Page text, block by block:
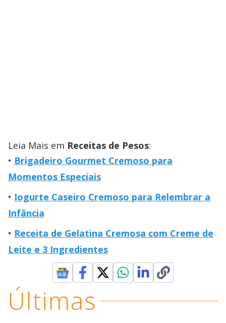
Leia Mais em Receitas de Pesos:
Brigadeiro Gourmet Cremoso para
Momentos Especiais
Iogurte Caseiro Cremoso para Relembrar a
Infância
Receita de Gelatina Cremosa com Creme de
Leite e 3 Ingredientes
Últimas